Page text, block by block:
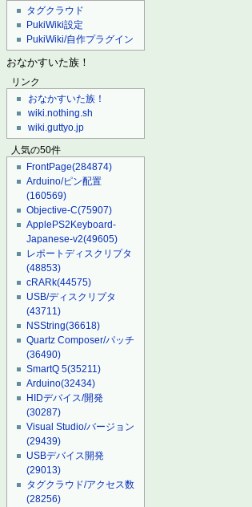
タグクラウド
PukiWiki設定
PukiWiki/自作プラグイン
おなかすいた族！
リンク
おなかすいた族！
wiki.nothing.sh
wiki.guttyo.jp
人気の50件
FrontPage(284874)
Arduino/ピン配置
(160569)
Objective-C(75907)
ApplePS2Keyboard-
Japanese-v2(49605)
レポートディスクリプタ
(48853)
cRARk(44575)
USB/ディスクリプタ
(43711)
NSString(36618)
Quartz Composer/パッチ
(36490)
SmartQ 5(35211)
Arduino(32434)
HIDデバイス/開発
(30287)
Visual Studio/バージョン
(29439)
USBデバイス開発
(29013)
タグクラウド/アクセス数
(28256)